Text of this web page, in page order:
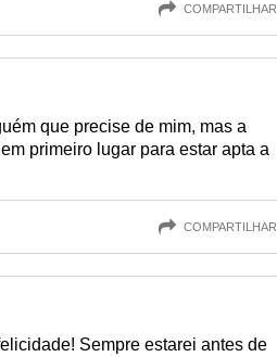
COMPARTILHAR
que precise de mim, mas a
primeiro lugar para estar apta a
COMPARTILHAR
Sempre estarei antes de